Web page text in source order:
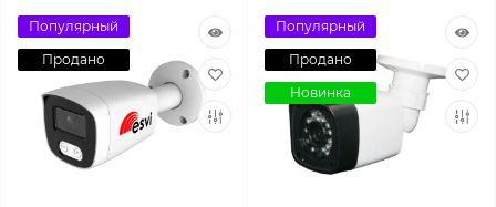
Популярный
Продано
Популярный
Продано
Новинка